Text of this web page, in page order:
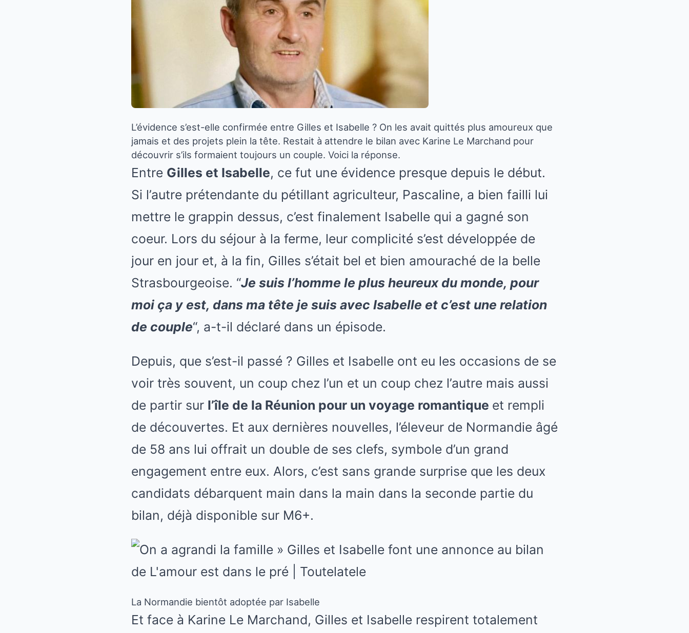
L’évidence s’est-elle confirmée entre Gilles et Isabelle ? On les avait quittés plus amoureux que
jamais et des projets plein la tête. Restait à attendre le bilan avec Karine Le Marchand pour
découvrir s’ils formaient toujours un couple. Voici la réponse.
Entre Gilles et Isabelle, ce fut une évidence presque depuis le début.
Si l’autre prétendante du pétillant agriculteur, Pascaline, a bien failli lui
mettre le grappin dessus, c’est finalement Isabelle qui a gagné son
coeur. Lors du séjour à la ferme, leur complicité s’est développée de
jour en jour et, à la fin, Gilles s’était bel et bien amouraché de la belle
Strasbourgeoise. “Je suis l’homme le plus heureux du monde, pour
moi ça y est, dans ma tête je suis avec Isabelle et c’est une relation
de couple“, a-t-il déclaré dans un épisode.
Depuis, que s’est-il passé ? Gilles et Isabelle ont eu les occasions de se
voir très souvent, un coup chez l’un et un coup chez l’autre mais aussi
de partir sur l’île de la Réunion pour un voyage romantique et rempli
de découvertes. Et aux dernières nouvelles, l’éleveur de Normandie âgé
de 58 ans lui offrait un double de ses clefs, symbole d’un grand
engagement entre eux. Alors, c’est sans grande surprise que les deux
candidats débarquent main dans la main dans la seconde partie du
bilan, déjà disponible sur M6+.
La Normandie bientôt adoptée par Isabelle
Et face à Karine Le Marchand, Gilles et Isabelle respirent totalement